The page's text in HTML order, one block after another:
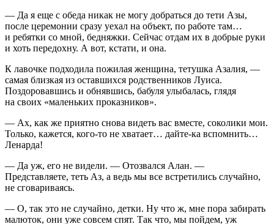
— Да я еще с обеда никак не могу добраться до тети Азы,
после церемонии сразу уехал на объект, по работе там…
и ребятки со мной, бедняжки. Сейчас отдам их в добрые руки
и хоть передохну. А вот, кстати, и она.
К лавочке подходила пожилая женщина, тетушка Азалия, —
самая близкая из оставшихся родственников Луиса.
Поздоровавшись и обнявшись, бабуля улыбалась, глядя
на своих «маленьких проказников».
— Ах, как же приятно снова видеть вас вместе, соколики мои.
Только, кажется, кого-то не хватает… дайте-ка вспомнить…
Ленарда!
— Да уж, его не видели. — Отозвался Алан. —
Представляете, теть Аз, а ведь мы все встретились случайно,
не сговариваясь.
— О, так это не случайно, детки. Ну что ж, мне пора забирать
малюток, они уже совсем спят. Так что, мы пойдем, уж